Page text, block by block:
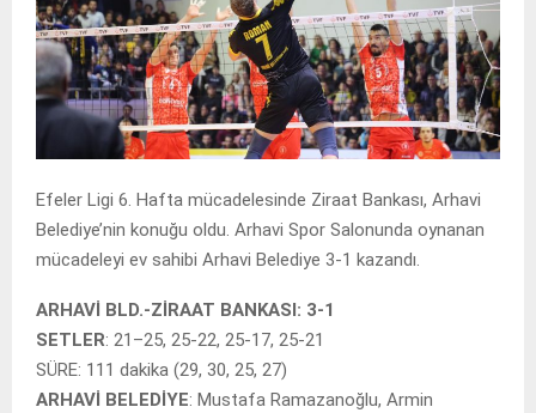
Efeler Ligi 6. Hafta mücadelesinde Ziraat Bankası, Arhavi
Belediye’nin konuğu oldu. Arhavi Spor Salonunda oynanan
mücadeleyi ev sahibi Arhavi Belediye 3-1 kazandı.
ARHAVİ BLD.-ZİRAAT BANKASI: 3-1
SETLER: 21–25, 25-22, 25-17, 25-21
SÜRE: 111 dakika (29, 30, 25, 27)
ARHAVİ BELEDİYE: Mustafa Ramazanoğlu, Armin